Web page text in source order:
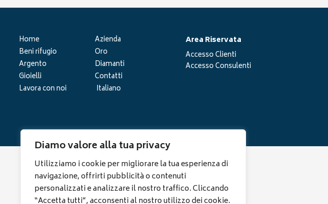
Diamo valore alla tua privacy
Utilizziamo i cookie per migliorare la tua esperienza di
navigazione, offrirti pubblicità o contenuti
personalizzati e analizzare il nostro traffico. Cliccando
“Accetta tutti”, acconsenti al nostro utilizzo dei cookie.
Home
Azienda
Beni rifugio
Oro
Argento
Diamanti
Gioielli
Contatti
Lavora con noi
Italiano
Area Riservata
Accesso Clienti
Accesso Consulenti